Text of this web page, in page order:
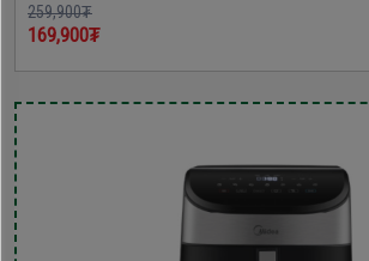
259,900₮
169,900₮